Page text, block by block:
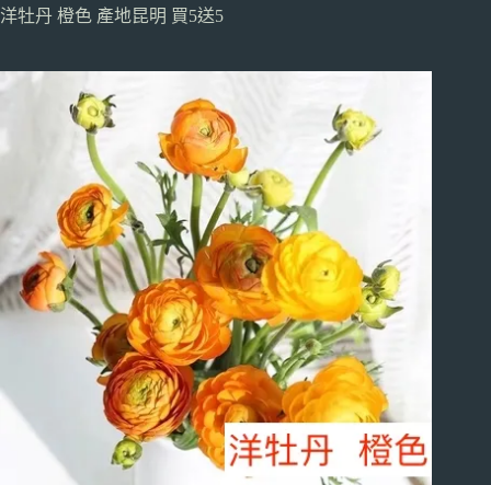
洋牡丹 橙色 產地昆明 買5送5